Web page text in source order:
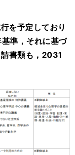
を予定しており
準，それに基づ
書類も，2031